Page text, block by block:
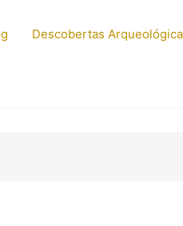
Descobertas